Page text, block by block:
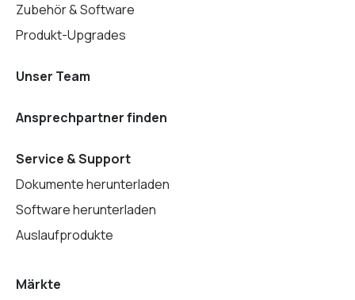
Zubehör & Software
Produkt-Upgrades
Unser Team
Ansprechpartner finden
Service & Support
Dokumente herunterladen
Software herunterladen
Auslaufprodukte
Märkte